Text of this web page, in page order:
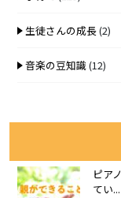
生徒さんの成長(2)
音楽の豆知識(12)
ピア
てい...